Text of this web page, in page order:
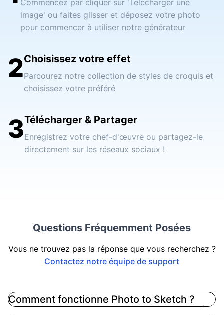
Commencez par cliquer sur 'Télécharger une
image' ou faites glisser et déposez votre photo
pour commencer à utiliser notre générateur
2Choisissez votre effet
Parcourez notre collection de styles de croquis et
choisissez votre préféré
3Télécharger & Partager
Enregistrez votre chef-d'œuvre ou partagez-le
directement sur les réseaux sociaux !
Questions Fréquemment Posées
Vous ne trouvez pas la réponse que vous recherchez ?
Contactez notre équipe de support
Comment fonctionne Photo to Sketch ?